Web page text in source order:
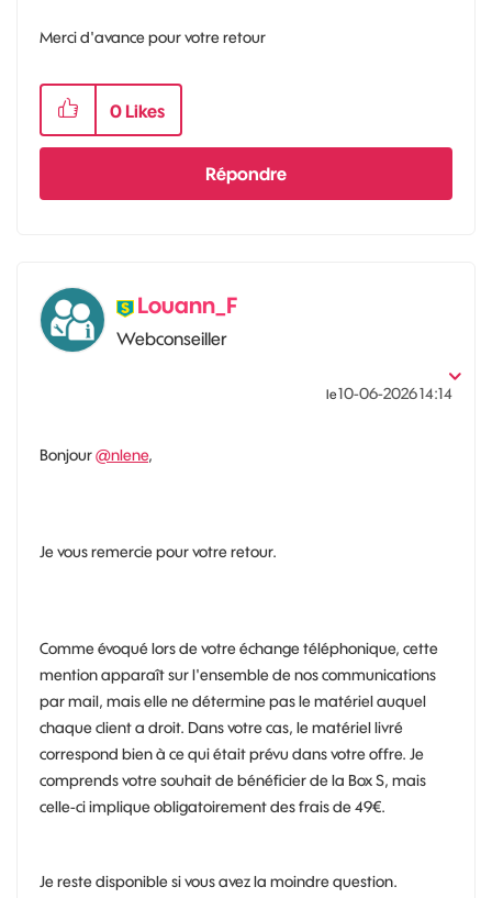
Merci d'avance pour votre retour
0 Likes
Répondre
Louann_F
Webconseiller
le‎10-06-202614:14
Bonjour@nlene,
Je vous remercie pour votre retour.
Comme évoqué lors de votre échange téléphonique, cette
mention apparaît sur l'ensemble de nos communications
par mail, mais elle ne détermine pas le matériel auquel
chaque client a droit. Dans votre cas, le matériel livré
correspond bien à ce qui était prévu dans votre offre. Je
comprends votre souhait de bénéficier de la Box S, mais
celle-ci implique obligatoirement des frais de 49€.
Je reste disponible si vous avez la moindre question.